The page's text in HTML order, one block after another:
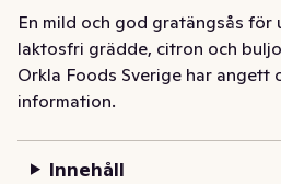
En mild och god gratängsås för
laktosfri grädde, citron och
Orkla Foods Sverige har angett
information.
Innehåll